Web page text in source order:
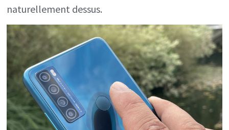
naturellement dessus.